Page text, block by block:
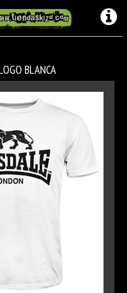
PUNK & OI (CHICOS)
BLANCA